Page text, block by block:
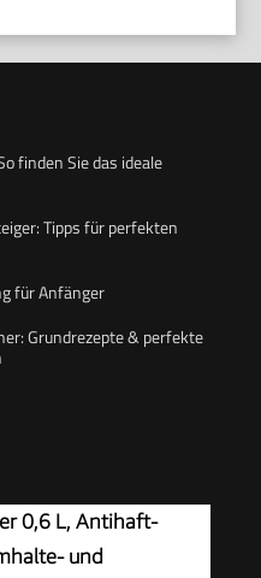
finden Sie das ideale
Tipps für perfekten
für Anfänger
Grundrezepte & perfekte
0,6 L, Antihaft-
und